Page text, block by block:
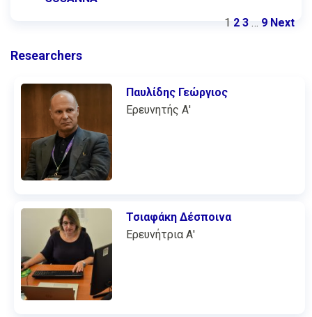
1 2 3 … 9 Next
Researchers
Παυλίδης Γεώργιος
Ερευνητής Α'
Τσιαφάκη Δέσποινα
Ερευνήτρια Α'